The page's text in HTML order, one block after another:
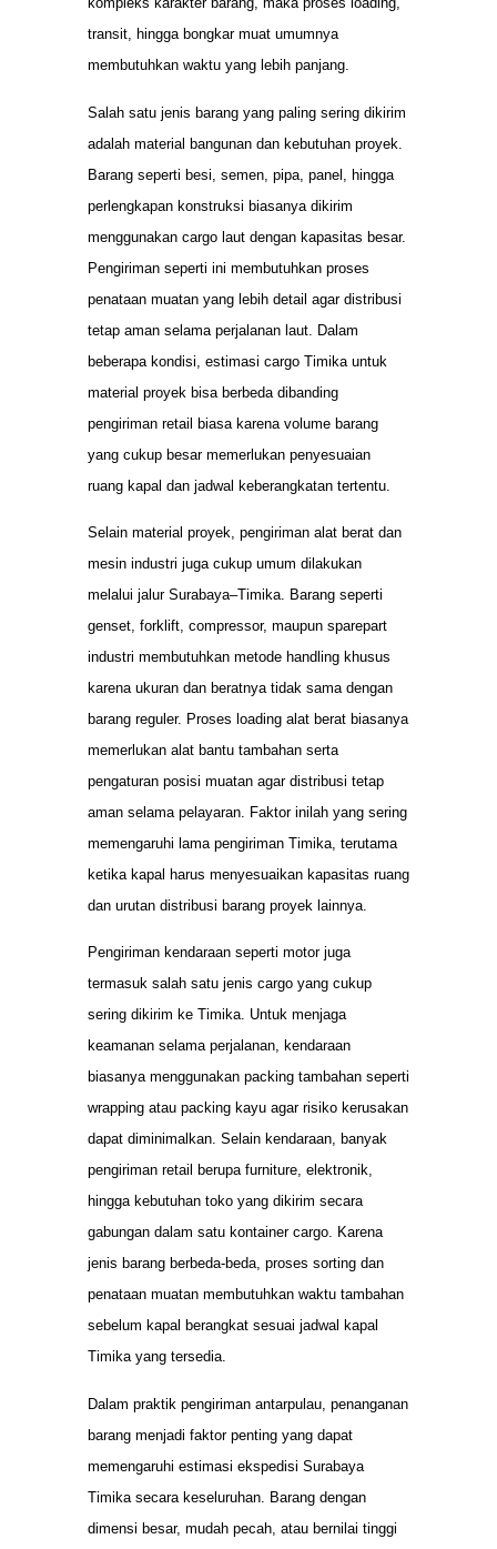
transit, hingga bongkar muat umumnya
membutuhkan waktu yang lebih panjang.
Salah satu jenis barang yang paling sering dikirim
adalah material bangunan dan kebutuhan proyek.
Barang seperti besi, semen, pipa, panel, hingga
perlengkapan konstruksi biasanya dikirim
menggunakan cargo laut dengan kapasitas besar.
Pengiriman seperti ini membutuhkan proses
penataan muatan yang lebih detail agar distribusi
tetap aman selama perjalanan laut. Dalam
beberapa kondisi, estimasi cargo Timika untuk
material proyek bisa berbeda dibanding
pengiriman retail biasa karena volume barang
yang cukup besar memerlukan penyesuaian
ruang kapal dan jadwal keberangkatan tertentu.
Selain material proyek, pengiriman alat berat dan
mesin industri juga cukup umum dilakukan
melalui jalur Surabaya–Timika. Barang seperti
genset, forklift, compressor, maupun sparepart
industri membutuhkan metode handling khusus
karena ukuran dan beratnya tidak sama dengan
barang reguler. Proses loading alat berat biasanya
memerlukan alat bantu tambahan serta
pengaturan posisi muatan agar distribusi tetap
aman selama pelayaran. Faktor inilah yang sering
memengaruhi lama pengiriman Timika, terutama
ketika kapal harus menyesuaikan kapasitas ruang
dan urutan distribusi barang proyek lainnya.
Pengiriman kendaraan seperti motor juga
termasuk salah satu jenis cargo yang cukup
sering dikirim ke Timika. Untuk menjaga
keamanan selama perjalanan, kendaraan
biasanya menggunakan packing tambahan seperti
wrapping atau packing kayu agar risiko kerusakan
dapat diminimalkan. Selain kendaraan, banyak
pengiriman retail berupa furniture, elektronik,
hingga kebutuhan toko yang dikirim secara
gabungan dalam satu kontainer cargo. Karena
jenis barang berbeda-beda, proses sorting dan
penataan muatan membutuhkan waktu tambahan
sebelum kapal berangkat sesuai jadwal kapal
Timika yang tersedia.
Dalam praktik pengiriman antarpulau, penanganan
barang menjadi faktor penting yang dapat
memengaruhi estimasi ekspedisi Surabaya
Timika secara keseluruhan. Barang dengan
dimensi besar, mudah pecah, atau bernilai tinggi